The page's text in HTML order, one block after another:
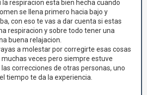
la respiracion esta bien hecha cuando
se llena primero hacia bajo y
con eso te vas a dar cuenta si estas
respiracion y sobre todo tener una
buena relajacion.
a molestar por corregirte esas cosas
veces pero siempre estuve
correcciones de otras personas, uno
tiempo te da la experiencia.